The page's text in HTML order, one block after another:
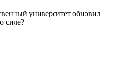
университет обновил
силе?